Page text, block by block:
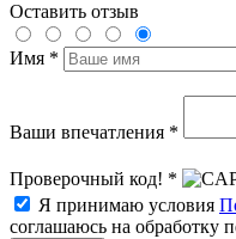
Оставить отзыв
Имя *
Ваши впечатления *
Проверочный код! *
Я принимаю условия
соглашаюсь на обработку